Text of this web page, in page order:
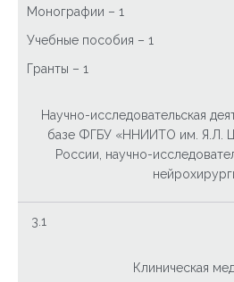
Монографии – 1
Учебные пособия – 1
Гранты – 1
Научно-исследовательская
базе ФГБУ «ННИИТО им. Я.Л.
России, научно-
3.1
Клиническая